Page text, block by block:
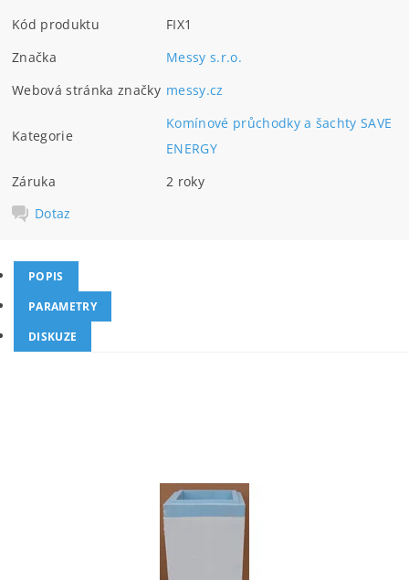
Kód produktu
FIX1
Značka
Messy s.r.o.
Webová stránka značky messy.cz
Kategorie
Komínové průchodky a šachty SAVE
ENERGY
Záruka
2 roky
Dotaz
POPIS
PARAMETRY
DISKUZE